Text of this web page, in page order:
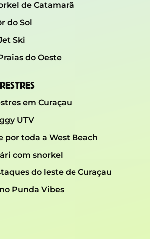
de Catamarã
do Sol
Ski
do Oeste
em Curaçau
UTV
​​por toda a West Beach
com snorkel
do leste de Curaçau
Punda Vibes